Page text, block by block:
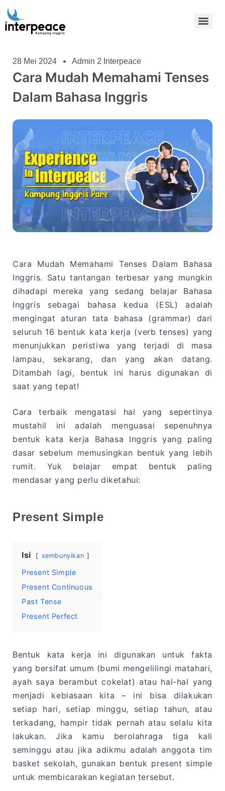
28 Mei 2024 Admin 2 Interpeace
Cara Mudah Memahami Tenses
Dalam Bahasa Inggris
Cara Mudah Memahami Tenses Dalam Bahasa
Inggris. Satu tantangan terbesar yang mungkin
dihadapi mereka yang sedang belajar Bahasa
Inggris sebagai bahasa kedua (ESL) adalah
mengingat aturan tata bahasa (grammar) dari
seluruh 16 bentuk kata kerja (verb tenses) yang
menunjukkan peristiwa yang terjadi di masa
lampau, sekarang, dan yang akan datang.
Ditambah lagi, bentuk ini harus digunakan di
saat yang tepat!
Cara terbaik mengatasi hal yang sepertinya
mustahil ini adalah menguasai sepenuhnya
bentuk kata kerja Bahasa Inggris yang paling
dasar sebelum memusingkan bentuk yang lebih
rumit. Yuk belajar empat bentuk paling
mendasar yang perlu diketahui:
Present Simple
Isi sembunyikan
Present Simple
Present Continuous
Past Tense
Present Perfect
Bentuk kata kerja ini digunakan untuk fakta
yang bersifat umum (bumi mengelilingi matahari,
ayah saya berambut cokelat) atau hal-hal yang
menjadi kebiasaan kita – ini bisa dilakukan
setiap hari, setiap minggu, setiap tahun, atau
terkadang, hampir tidak pernah atau selalu kita
lakukan. Jika kamu berolahraga tiga kali
seminggu atau jika adikmu adalah anggota tim
basket sekolah, gunakan bentuk present simple
untuk membicarakan kegiatan tersebut.